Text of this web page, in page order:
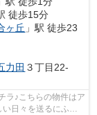
徒歩15分
ヶ丘 」駅 徒歩23
力田 ３丁目22-
♪こちらの物件はア
日々を送るにふさ